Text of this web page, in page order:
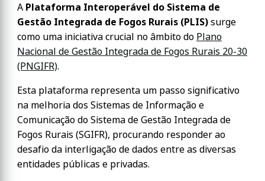
A Plataforma Interoperável do Sistema de
Gestão Integrada de Fogos Rurais (PLIS)surge
como uma iniciativa crucial no âmbito do Plano
Nacional de Gestão Integrada de Fogos Rurais 20-30
(PNGIFR).
Esta plataforma representa um passo significativo
na melhoria dos Sistemas de Informação e
Comunicação do Sistema de Gestão Integrada de
Fogos Rurais (SGIFR), procurando responder ao
desafio da interligação de dados entre as diversas
entidades públicas e privadas.